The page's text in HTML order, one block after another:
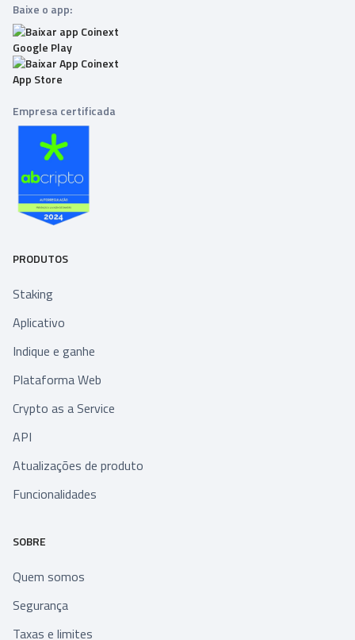
Baixe o app:
Empresa certificada
PRODUTOS
Staking
Aplicativo
Indique e ganhe
Plataforma Web
Crypto as a Service
API
Atualizações de produto
Funcionalidades
SOBRE
Quem somos
Segurança
Taxas e limites